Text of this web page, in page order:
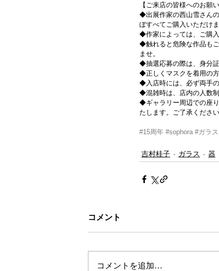
【ご来店の皆様へのお願
◆出展作家の西山雪さん
ぼすべてご購入いただけま
◆作家によっては、ご購
◆触れると危険な作品も
ませ。
◆抽選応募の際は、身分
◆正しくマスクを着用の
◆入店時には、必ず両手
◆混雑時は、店内の人数
◆ギャラリー周辺での座
たします。ご了承ください
#15周年 #sophora #ガラス
吉村桂子 ガラス 器
コメント
コメントを追加…